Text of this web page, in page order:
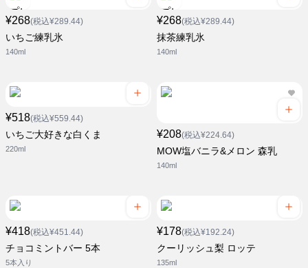
¥268(税込¥289.44)
いちご練乳氷
140ml
¥268(税込¥289.44)
抹茶練乳氷
140ml
¥518(税込¥559.44)
いちご大好きな白くま
220ml
¥208(税込¥224.64)
MOW塩バニラ&メロン 森乳
140ml
¥418(税込¥451.44)
チョコミントバー 5本
5本入り
¥178(税込¥192.24)
クーリッシュ梨 ロッテ
135ml